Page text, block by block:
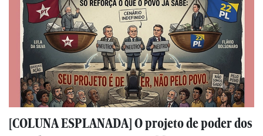
[COLUNA ESPLANADA] O projeto de poder dos